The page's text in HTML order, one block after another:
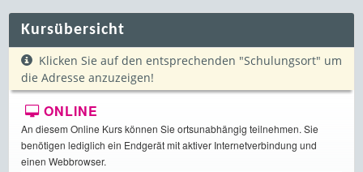
Kursübersicht
Klicken Sie auf den entsprechenden "Schulungsort" um
die Adresse anzuzeigen!
ONLINE
An diesem Online Kurs können Sie ortsunabhängig teilnehmen. Sie
benötigen lediglich ein Endgerät mit aktiver Internetverbindung und
einen Webbrowser.